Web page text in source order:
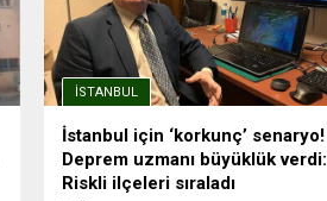
genel artış trendinin aksine,
Kağıthane kiralık ve satılık konut
değer artışında İstanbul’un en...
İSTANBUL
İstanbul için ‘korkunç’ senaryo!
Deprem uzmanı büyüklük verdi:
Riskli ilçeleri sıraladı